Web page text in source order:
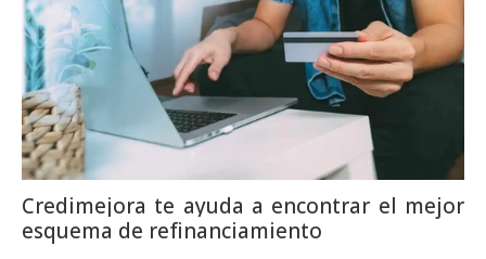
Credimejora te ayuda a encontrar el mejor
esquema de refinanciamiento